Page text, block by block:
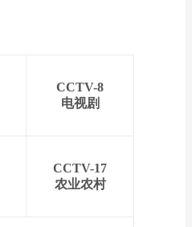
CCTV-8
电视剧
CCTV-17
农业农村